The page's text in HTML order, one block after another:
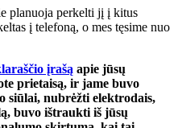
planuoja perkelti jį į kitus
į telefoną, o mes tęsime nuo
įrašą apie jūsų
prietaisą, ir jame buvo
siūlai, nubrėžti elektrodais,
buvo ištraukti iš jūsų